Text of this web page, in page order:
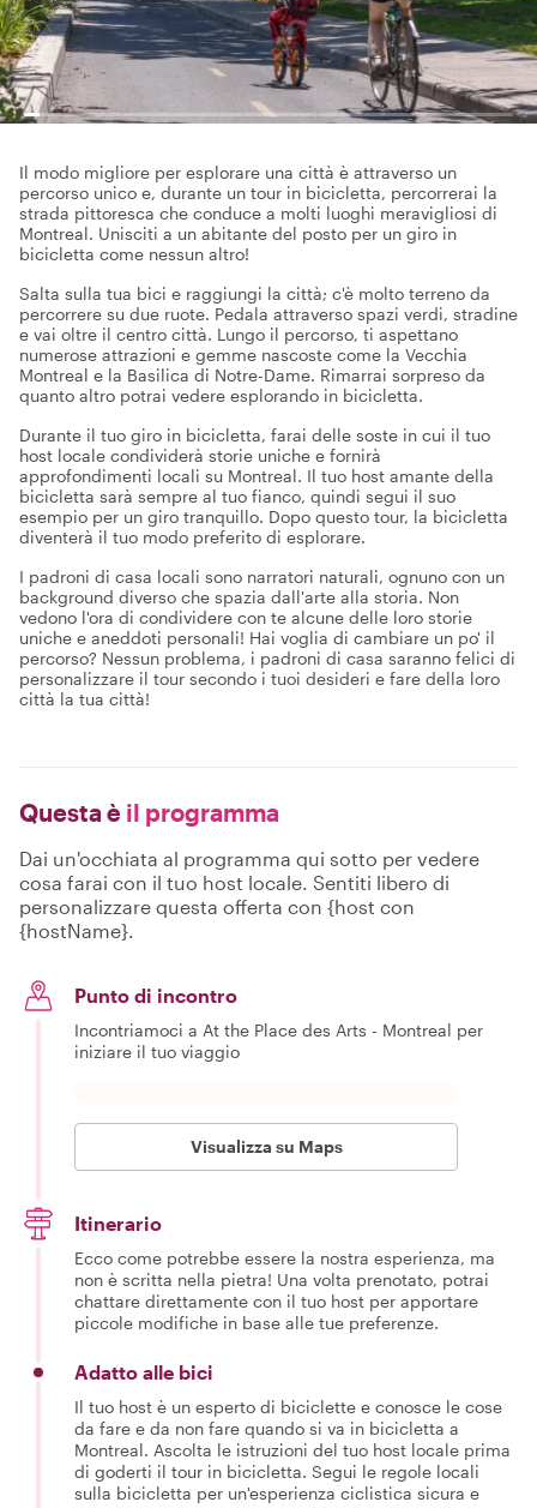
Il modo migliore per esplorare una città è attraverso un
percorso unico e, durante un tour in bicicletta, percorrerai la
strada pittoresca che conduce a molti luoghi meravigliosi di
Montreal. Unisciti a un abitante del posto per un giro in
bicicletta come nessun altro!
Salta sulla tua bici e raggiungi la città; c'è molto terreno da
percorrere su due ruote. Pedala attraverso spazi verdi, stradine
e vai oltre il centro città. Lungo il percorso, ti aspettano
numerose attrazioni e gemme nascoste come la Vecchia
Montreal e la Basilica di Notre-Dame. Rimarrai sorpreso da
quanto altro potrai vedere esplorando in bicicletta.
Durante il tuo giro in bicicletta, farai delle soste in cui il tuo
host locale condividerà storie uniche e fornirà
approfondimenti locali su Montreal. Il tuo host amante della
bicicletta sarà sempre al tuo fianco, quindi segui il suo
esempio per un giro tranquillo. Dopo questo tour, la bicicletta
diventerà il tuo modo preferito di esplorare.
I padroni di casa locali sono narratori naturali, ognuno con un
background diverso che spazia dall'arte alla storia. Non
vedono l'ora di condividere con te alcune delle loro storie
uniche e aneddoti personali! Hai voglia di cambiare un po' il
percorso? Nessun problema, i padroni di casa saranno felici di
personalizzare il tour secondo i tuoi desideri e fare della loro
città la tua città!
Questa è il programma
Dai un'occhiata al programma qui sotto per vedere
cosa farai con il tuo host locale. Sentiti libero di
personalizzare questa offerta con {host con
{hostName}.
Punto di incontro
Incontriamoci a At the Place des Arts - Montreal per
iniziare il tuo viaggio
Visualizza su Maps
Itinerario
Ecco come potrebbe essere la nostra esperienza, ma
non è scritta nella pietra! Una volta prenotato, potrai
chattare direttamente con il tuo host per apportare
piccole modifiche in base alle tue preferenze.
Adatto alle bici
Il tuo host è un esperto di biciclette e conosce le cose
da fare e da non fare quando si va in bicicletta a
Montreal. Ascolta le istruzioni del tuo host locale prima
di goderti il tour in bicicletta. Segui le regole locali
sulla bicicletta per un'esperienza ciclistica sicura e